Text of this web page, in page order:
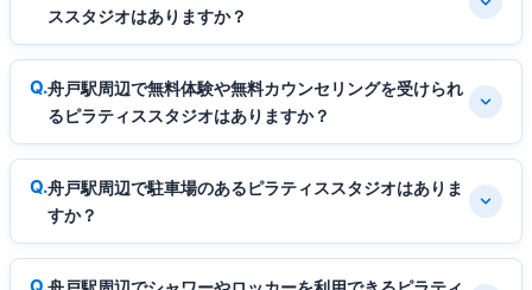
ススタジオはありますか？
舟戸駅周辺で無料体験や無料カウンセリングを受けられ
るピラティススタジオはありますか？
舟戸駅周辺で駐車場のあるピラティススタジオはありま
すか？